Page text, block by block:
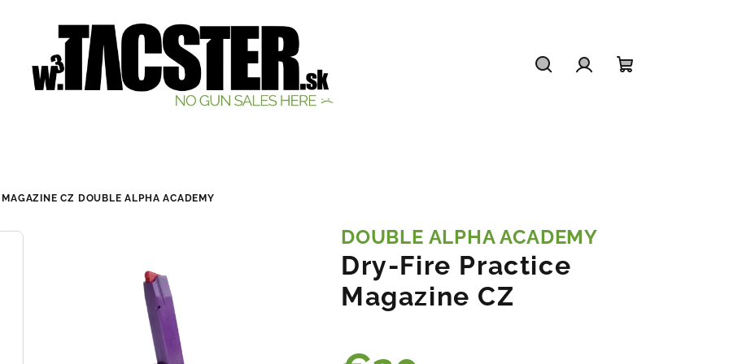
MAGAZINE CZ DOUBLE ALPHA ACADEMY
DOUBLE ALPHA ACADEMY
Dry-Fire Practice
Magazine CZ